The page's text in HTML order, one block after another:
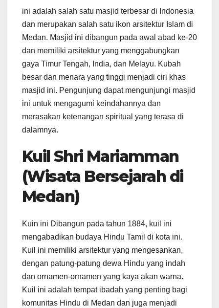
ini adalah salah satu masjid terbesar di Indonesia
dan merupakan salah satu ikon arsitektur Islam di
Medan. Masjid ini dibangun pada awal abad ke-20
dan memiliki arsitektur yang menggabungkan
gaya Timur Tengah, India, dan Melayu. Kubah
besar dan menara yang tinggi menjadi ciri khas
masjid ini. Pengunjung dapat mengunjungi masjid
ini untuk mengagumi keindahannya dan
merasakan ketenangan spiritual yang terasa di
dalamnya.
Kuil Shri Mariamman
(Wisata Bersejarah di
Medan)
Kuin ini Dibangun pada tahun 1884, kuil ini
mengabadikan budaya Hindu Tamil di kota ini.
Kuil ini memiliki arsitektur yang mengesankan,
dengan patung-patung dewa Hindu yang indah
dan ornamen-ornamen yang kaya akan warna.
Kuil ini adalah tempat ibadah yang penting bagi
komunitas Hindu di Medan dan juga menjadi